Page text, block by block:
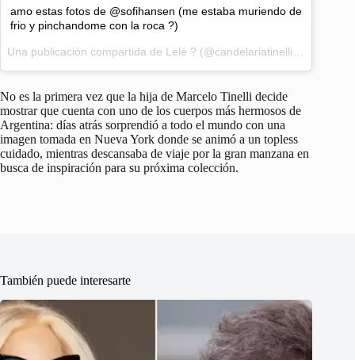
amo estas fotos de @sofihansen (me estaba muriendo de
frio y pinchandome con la roca ?)
No es la primera vez que la hija de Marcelo Tinelli decide
mostrar que cuenta con uno de los cuerpos más hermosos de
Argentina: días atrás sorprendió a todo el mundo con una
imagen tomada en Nueva York donde se animó a un topless
cuidado, mientras descansaba de viaje por la gran manzana en
busca de inspiración para su próxima colección.
También puede interesarte